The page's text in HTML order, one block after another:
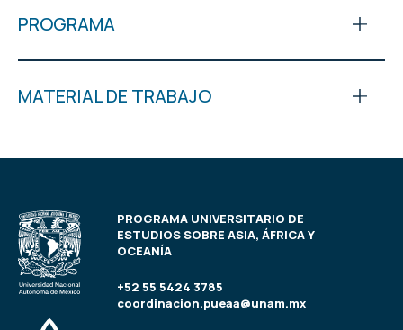
PROGRAMA
MATERIAL DE TRABAJO
PROGRAMA UNIVERSITARIO DE
ESTUDIOS SOBRE ASIA, ÁFRICA Y
OCEANÍA
+52 55 5424 3785
coordinacion.pueaa@unam.mx